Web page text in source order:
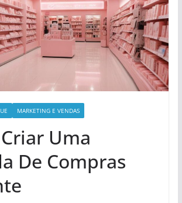
MARKETING E VENDAS
Uma
De Compras